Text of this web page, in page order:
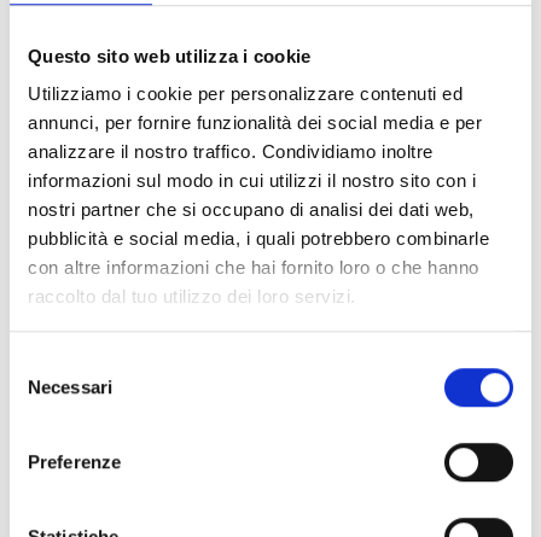
Questo sito web utilizza i cookie
Utilizziamo i cookie per personalizzare contenuti ed
annunci, per fornire funzionalità dei social media e per
analizzare il nostro traffico. Condividiamo inoltre
informazioni sul modo in cui utilizzi il nostro sito con i
nostri partner che si occupano di analisi dei dati web,
pubblicità e social media, i quali potrebbero combinarle
con altre informazioni che hai fornito loro o che hanno
raccolto dal tuo utilizzo dei loro servizi.
delNecessari
Preferenze
Zubehör für EB00-Meldersockel - Materialien(47)
Dokumente (6992)
Alle auswählen
Melden Sie sich an, bevor Sie Inhalte über das Symbol
herunterladen lock